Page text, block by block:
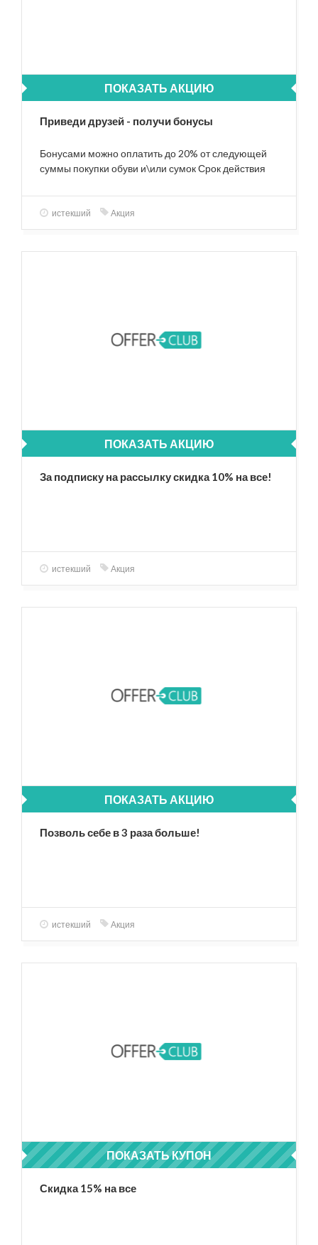
ПОКАЗАТЬ АКЦИЮ
Приведи друзей - получи бонусы
Бонусами можно оплатить до 20% от следующей
суммы покупки обуви и\или сумок Срок действия
истекший Акция
ПОКАЗАТЬ АКЦИЮ
За подписку на рассылку скидка 10% на все!
истекший Акция
ПОКАЗАТЬ АКЦИЮ
Позволь себе в 3 раза больше!
истекший Акция
ПОКАЗАТЬ КУПОН
Скидка 15% на все